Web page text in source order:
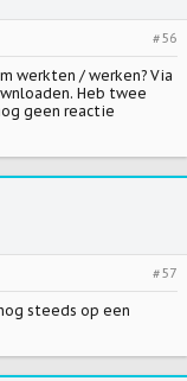
#56
werkten / werken? Via
Heb twee
geen reactie
#57
steeds op een